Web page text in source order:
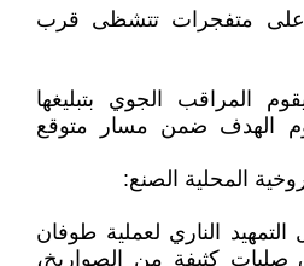
على متفجرات تتشظى قرب
المراقب الجوي بتبليغها
الهدف ضمن مسار متوقع
التمهيد الناري لعملية طوفان
صليات كثيفة من الصواريخ،